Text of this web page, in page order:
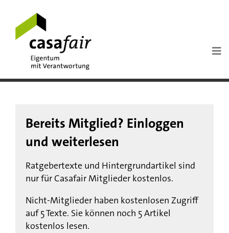
Bereits Mitglied? Einloggen
und weiterlesen
Ratgebertexte und Hintergrundartikel sind
nur für Casafair Mitglieder kostenlos.
Nicht-Mitglieder haben kostenlosen Zugriff
auf 5 Texte. Sie können noch 5 Artikel
kostenlos lesen.